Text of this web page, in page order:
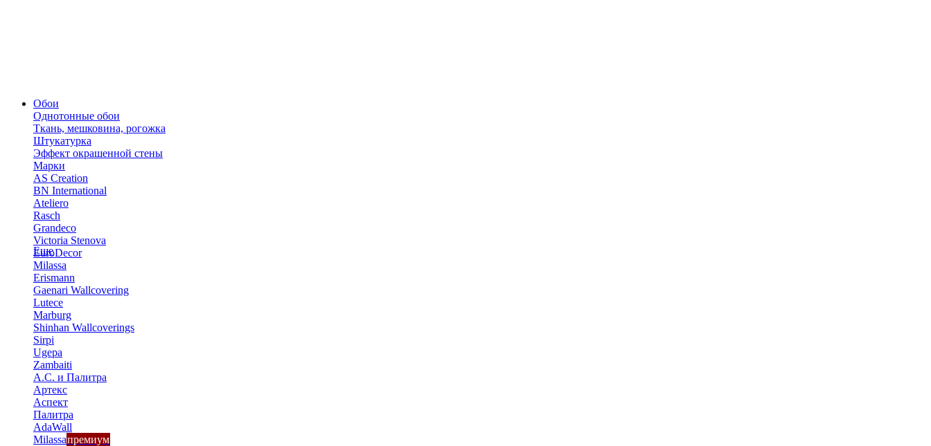
Обои
Однотонные обои
Ткань, мешковина, рогожка
Штукатурка
Эффект окрашенной стены
Марки
AS Creation
BN International
Ateliero
Rasch
Grandeco
Victoria Stenova
EuroDecor
Milassa
Erismann
Gaenari Wallcovering
Lutece
Marburg
Shinhan Wallcoverings
Sirpi
Ugepa
Zambaiti
А.С. и Палитра
Артекс
Аспект
Палитра
AdaWall
Milassaпремиум
Еще